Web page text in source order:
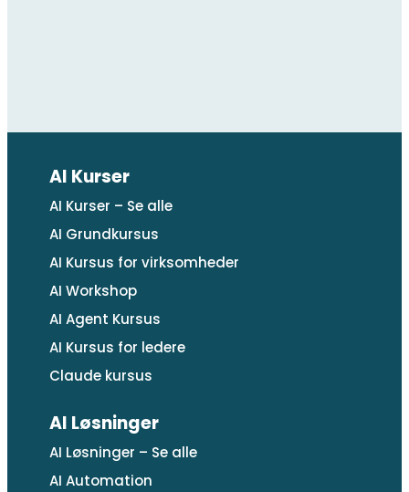
AI Kurser
AI Kurser – Se alle
AI Grundkursus
AI Kursus for virksomheder
AI Workshop
AI Agent Kursus
AI Kursus for ledere
Claude kursus
AI Løsninger
AI Løsninger – Se alle
AI Automation